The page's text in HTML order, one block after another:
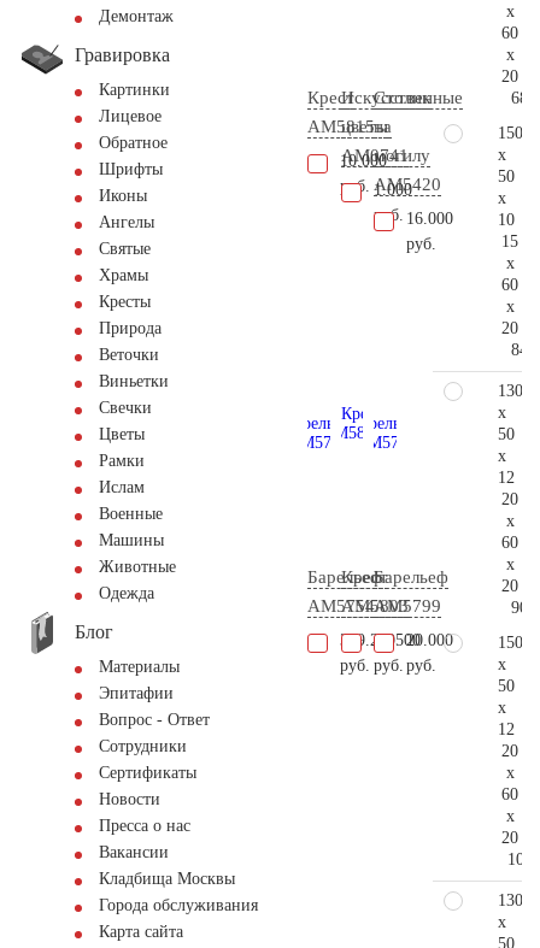
Демонтаж
Гравировка
Картинки
Лицевое
Обратное
Шрифты
Иконы
Ангелы
Святые
Храмы
Кресты
Природа
Веточки
Виньетки
Свечки
Цветы
Рамки
Ислам
Военные
Машины
Животные
Одежда
Блог
Материалы
Эпитафии
Вопрос - Ответ
Сотрудники
Сертификаты
Новости
Пресса о нас
Вакансии
Кладбища Москвы
Города обслуживания
Карта сайта
Крест
AM5815
10.000
руб.
Искусственные
цветы
AM0741
1.000
руб.
Столик
на
могилу
AM5420
16.000
руб.
Барельеф
AM5754
319.200
руб.
Крест
AM5803
34.500
руб.
Барельеф
AM5799
20.000
руб.
x
60
x
20
150
x
50
x
10
15
x
60
x
20
130
x
50
x
12
20
x
60
x
20
150
x
50
x
12
20
x
60
x
20
130
x
50